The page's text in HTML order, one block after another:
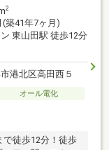
2
(築41年7ヶ月)
東山田駅 徒歩12分
港北区高田西５
オール電化
で徒歩12分！徒歩